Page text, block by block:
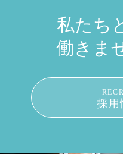
私たち
働きま
採用